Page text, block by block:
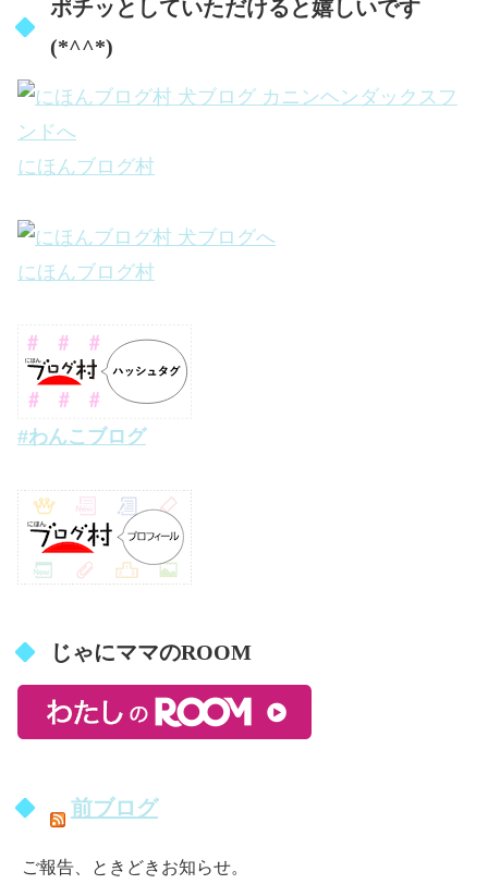
ポチッとしていただけると嬉しいです
(*^^*)
にほんブログ村
にほんブログ村
#わんこブログ
じゃにママのROOM
前ブログ
ご報告、ときどきお知らせ。